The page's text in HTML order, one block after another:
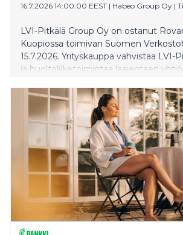
16.7.2026 14:00:00 EEST | Habeo Group Oy |
LVI-Pitkälä Group Oy on ostanut
Kuopiossa toimivan Suomen
15.7.2026. Yrityskauppa vahvistaa LVI-
ja huoltoliiketoimintaa laajentaen
ammattilaista. Yhteisen kasvun
konkreettinen askel otetaan
Suomen Verkostohuolto aloittaa
toimipisteen voimin.